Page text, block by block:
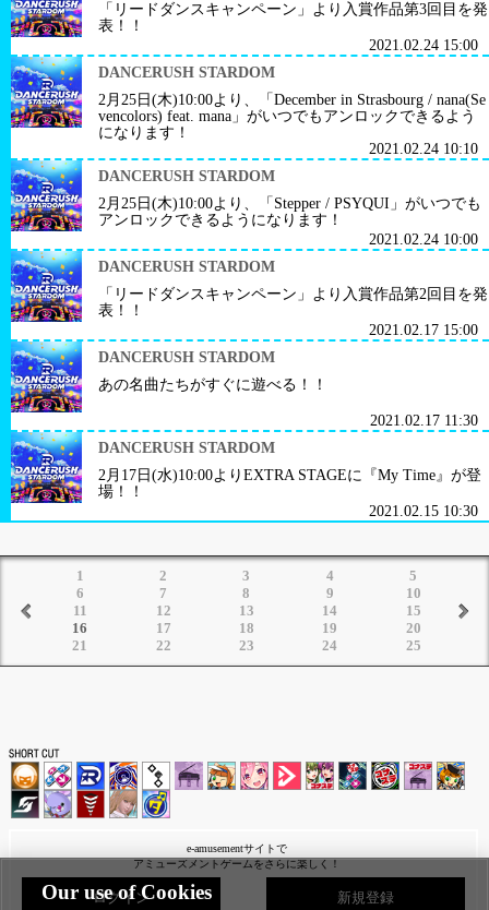
「リードダンスキャンペーン」より入賞作品第3回目を発
表！！
2021.02.24 15:00
DANCERUSH STARDOM
2月25日(木)10:00より、「December in Strasbourg / nana(Se
vencolors) feat. mana」がいつでもアンロックできるよう
になります！
2021.02.24 10:10
DANCERUSH STARDOM
2月25日(木)10:00より、「Stepper / PSYQUI」がいつでも
アンロックできるようになります！
2021.02.24 10:00
DANCERUSH STARDOM
「リードダンスキャンペーン」より入賞作品第2回目を発
表！！
2021.02.17 15:00
DANCERUSH STARDOM
あの名曲たちがすぐに遊べる！！
2021.02.17 11:30
DANCERUSH STARDOM
2月17日(水)10:00よりEXTRA STAGEに『My Time』が登
場！！
2021.02.15 10:30
1 2 3 4
5
6
7 8 9
10
11
12 13 14
15
16
17 18 19
20
21
22 23 24 25
e-amusementサイトで
アミューズメントゲームをさらに楽しく！
ログイン 新規登録
Our use of Cookies